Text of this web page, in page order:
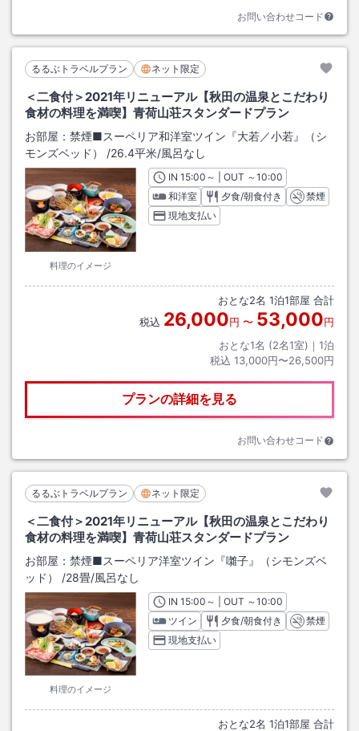
お問い合わせコード
るるぶトラベルプラン ネット限定
＜二食付＞2021年リニューアル【秋田の温泉とこだわり
食材の料理を満喫】青荷山荘スタンダードプラン
お部屋： 禁煙■スーペリア和洋室ツイン『大若／小若』（シ
モンズベッド）
/26.4平米/風呂なし
料理のイメージ
INチェックイン
15:00 ～ | OUT チェックアウト
～10:00
和洋室
夕食/朝食付き
禁煙
現地支払い
おとな2名 1泊1部屋 合計
税込 26,000円 〜 53,000円
おとな1名 (2名1室)｜ 1泊
税込 13,000円〜26,500円
プランの詳細を見る
お問い合わせコード
るるぶトラベルプラン ネット限定
＜二食付＞2021年リニューアル【秋田の温泉とこだわり
食材の料理を満喫】青荷山荘スタンダードプラン
お部屋： 禁煙■スーペリア洋室ツイン『囃子』（シモンズベ
ッド）
/28畳/風呂なし
料理のイメージ
INチェックイン
15:00 ～ | OUT チェックアウト
～10:00
ツイン
夕食/朝食付き
禁煙
現地支払い
おとな2名 1泊1部屋 合計